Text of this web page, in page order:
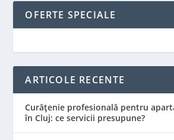
OFERTE SPECIALE
ARTICOLE RECENTE
Curățenie profesională pentru
în Cluj: ce servicii presupune?